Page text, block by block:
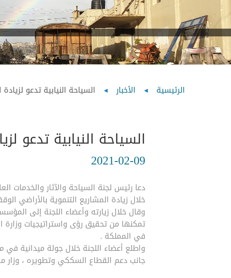
Breadcrumb
الرئيسية الأخبار السياحة النيابية تدعو
السياحة النيابية تدعو
2021-02-09
دعا رئيس لجنة السياحة والآثار والخدمات
خلال زيادة المشاريع التنموية بالأراضي
وقال خلال زيارته وأعضاء اللجنة إلى
تمكنها من تحقيق رؤى واستراتيجيات
في المملكة .
واطلع أعضاء اللجنة خلال جولة ميدانية
جانب دعم القطاع السككي وتطويره ،